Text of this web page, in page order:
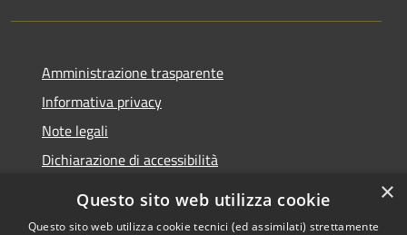
Amministrazione trasparente
Informativa privacy
Note legali
Dichiarazione di accessibilità
×
Questo sito web utilizza cookie
Questo sito web utilizza cookie tecnici (ed assimilati) strettamente